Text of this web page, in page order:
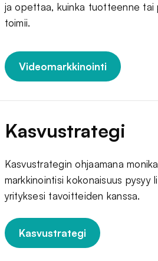
ja opettaa, kuinka tuotteenne tai
toimii.
Videomarkkinointi
Kasvustrategi
Kasvustrategin ohjaamana
markkinointisi kokonaisuus pysyy
yrityksesi tavoitteiden kanssa.
Kasvustrategi